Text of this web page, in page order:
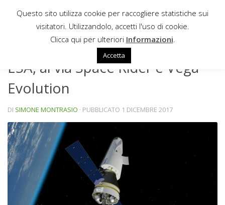
Sotto il contenuto
ESA, al via Space Rider e Vega
Evolution
DI SIMONE MONTRASIO · PUBBLICATO 1 DICEMBRE 2017
Questo sito utilizza cookie per raccogliere statistiche sui
visitatori. Utilizzandolo, accetti l'uso di cookie.
Clicca qui per ulteriori Informazioni
Accetta